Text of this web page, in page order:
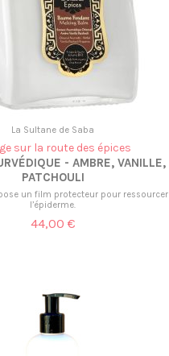
La Sultane de Saba
sur la route des épices
- AMBRE, VANILLE,
PATCHOULI
un film protecteur pour ressourcer
l’épiderme.
44,00 €